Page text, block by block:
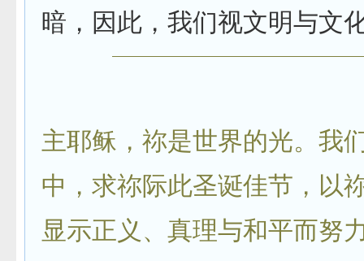
暗，因此，我们视文明与文
主耶稣，祢是世界的光。我
中，求祢际此圣诞佳节，以
显示正义、真理与和平而努